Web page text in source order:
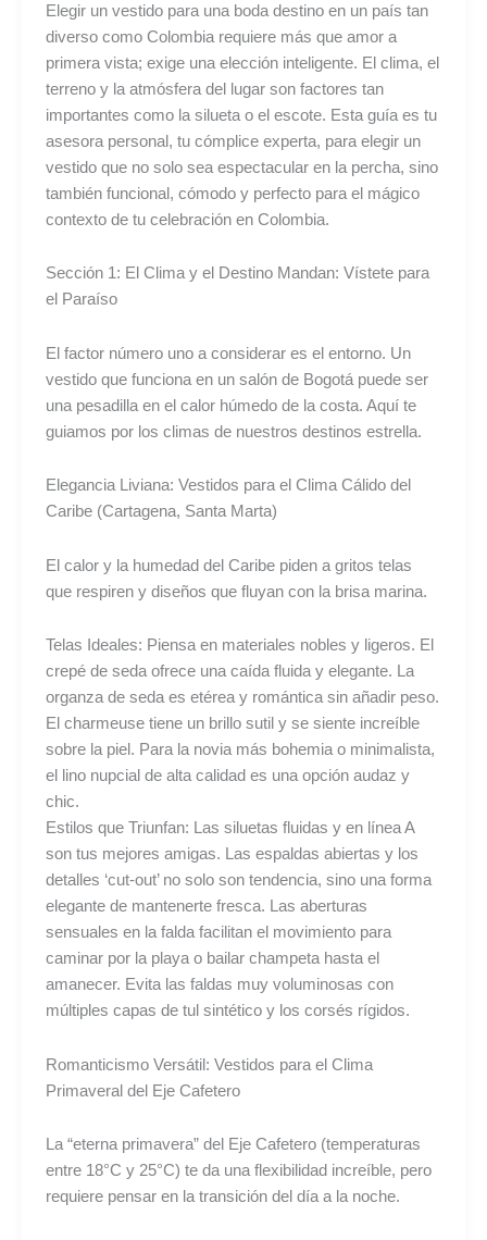
Elegir un vestido para una boda destino en un país tan
diverso como Colombia requiere más que amor a
primera vista; exige una elección inteligente. El clima, el
terreno y la atmósfera del lugar son factores tan
importantes como la silueta o el escote. Esta guía es tu
asesora personal, tu cómplice experta, para elegir un
vestido que no solo sea espectacular en la percha, sino
también funcional, cómodo y perfecto para el mágico
contexto de tu celebración en Colombia.
Sección 1: El Clima y el Destino Mandan: Vístete para
el Paraíso
El factor número uno a considerar es el entorno. Un
vestido que funciona en un salón de Bogotá puede ser
una pesadilla en el calor húmedo de la costa. Aquí te
guiamos por los climas de nuestros destinos estrella.
Elegancia Liviana: Vestidos para el Clima Cálido del
Caribe (Cartagena, Santa Marta)
El calor y la humedad del Caribe piden a gritos telas
que respiren y diseños que fluyan con la brisa marina.
Telas Ideales: Piensa en materiales nobles y ligeros. El
crepé de seda ofrece una caída fluida y elegante. La
organza de seda es etérea y romántica sin añadir peso.
El charmeuse tiene un brillo sutil y se siente increíble
sobre la piel. Para la novia más bohemia o minimalista,
el lino nupcial de alta calidad es una opción audaz y
chic.
Estilos que Triunfan: Las siluetas fluidas y en línea A
son tus mejores amigas. Las espaldas abiertas y los
detalles ‘cut-out’ no solo son tendencia, sino una forma
elegante de mantenerte fresca. Las aberturas
sensuales en la falda facilitan el movimiento para
caminar por la playa o bailar champeta hasta el
amanecer. Evita las faldas muy voluminosas con
múltiples capas de tul sintético y los corsés rígidos.
Romanticismo Versátil: Vestidos para el Clima
Primaveral del Eje Cafetero
La “eterna primavera” del Eje Cafetero (temperaturas
entre 18°C y 25°C) te da una flexibilidad increíble, pero
requiere pensar en la transición del día a la noche.